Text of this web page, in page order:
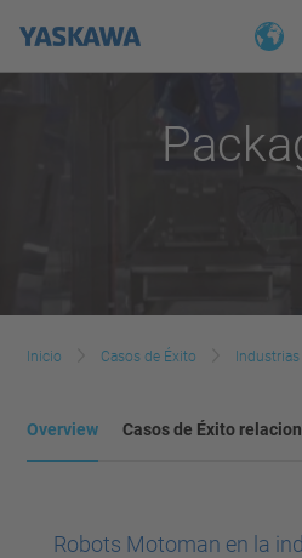
Inicio Casos de Éxito Industrias
Overview Casos de Éxito
Robots Motoman en la